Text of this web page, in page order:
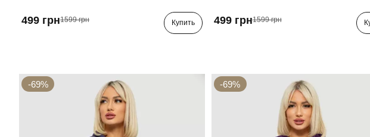
499 грн1599 грн Купить 499 грн1599 грн
-69% -69%